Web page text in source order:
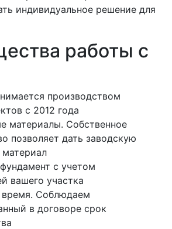
индивидуальное решение для
работы с
производством
c 2012 года
материалы. Собственное
позволяет дать заводскую
материал
с учетом
вашего участка
Соблюдаем
в договоре срок